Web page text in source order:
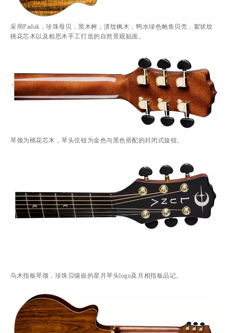
采用Paduk，珍珠母贝，黑木树，渍纹枫木，鸭水绿色鲍鱼贝壳，絮状纹
桃花芯木以及相思木手工打造的自然景观贴面。
琴颈为桃花芯木，琴头弦钮为金色与黑色搭配的封闭式旋钮。
乌木指板琴颈，珍珠贝镶嵌的星月琴头logo及月相指板品记。